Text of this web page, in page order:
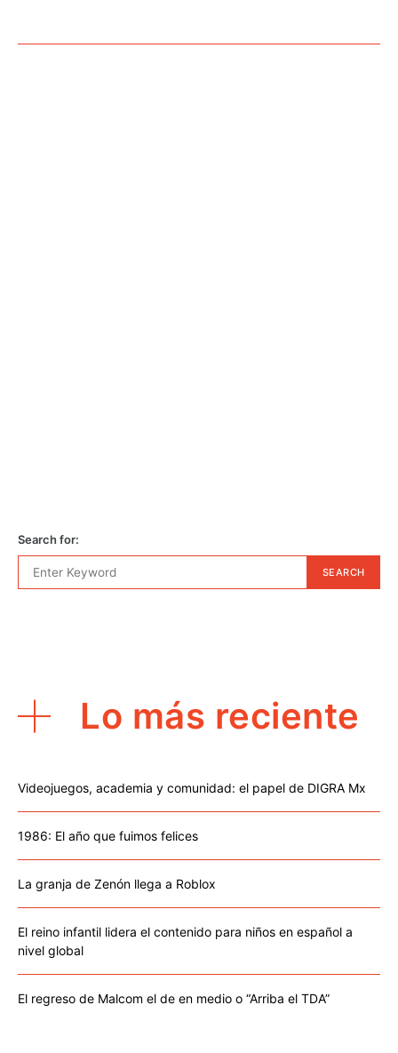
Search for:
SEARCH
Lo más reciente
Videojuegos, academia y comunidad: el papel de DIGRA Mx
1986: El año que fuimos felices
La granja de Zenón llega a Roblox
El reino infantil lidera el contenido para niños en español a
nivel global
El regreso de Malcom el de en medio o “Arriba el TDA”